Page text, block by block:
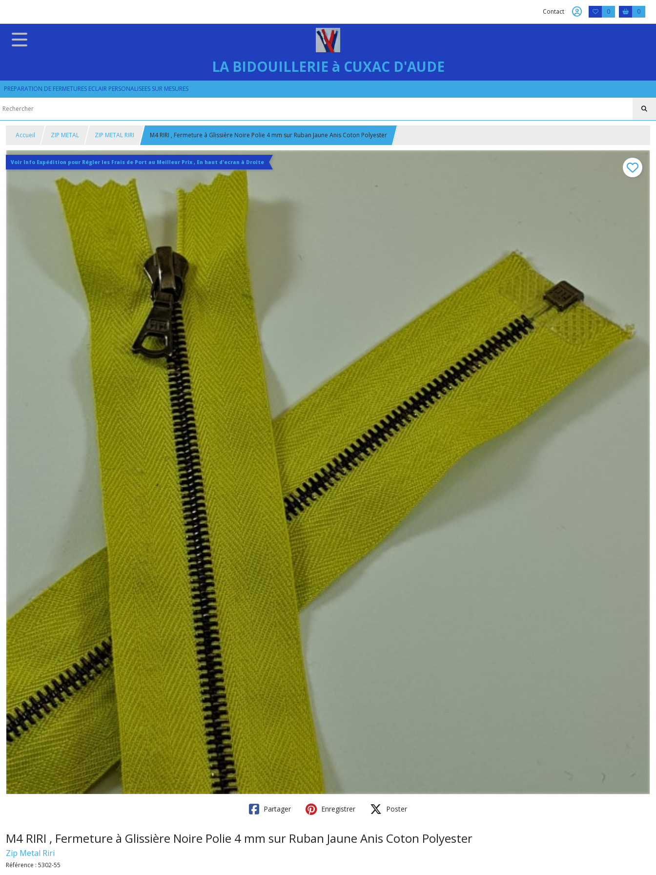
Contact 0 0
LA BIDOUILLERIE à CUXAC D'AUDE
PREPARATION DE FERMETURES ECLAIR PERSONALISEES SUR MESURES
Accueil ZIP METAL ZIP METAL RIRI M4 RIRI , Fermeture à Glissière Noire Polie 4 mm sur Ruban Jaune Anis Coton Polyester
Voir Info Expédition pour Régler les Frais de Port au Meilleur Prix , En haut d'ecran à Droite
Partager Enregistrer Poster
M4 RIRI , Fermeture à Glissière Noire Polie 4 mm sur Ruban Jaune Anis Coton Polyester
Zip Metal Riri
Référence : 5302-55